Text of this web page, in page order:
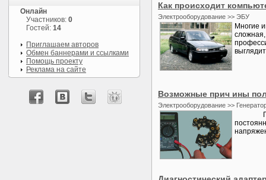
Как происходит
Электрооборудование >> ЭБУ
Многие
Возможные прич ины
Электрооборудование >>
Онлайн
Участников: 0
Гостей: 14
Приглашаем авторов
Обмен баннерами и ссылками
Помощь проекту
Реклама на сайте